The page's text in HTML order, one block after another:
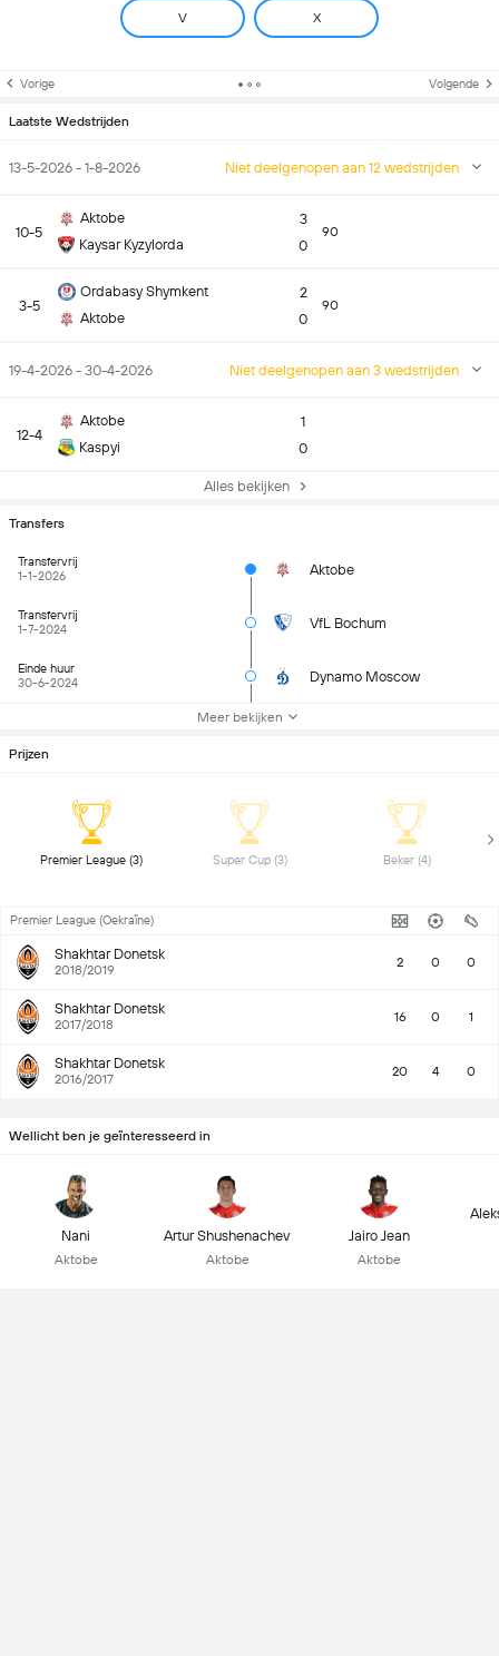
V X
Vorige Volgende
Laatste Wedstrijden
13-5-2026 - 1-8-2026 Niet deelgenopen aan 12 wedstrijden
10-5
Aktobe
Kaysar Kyzylorda
3
0
90
3-5
Ordabasy Shymkent
Aktobe
2
0
90
19-4-2026 - 30-4-2026 Niet deelgenopen aan 3 wedstrijden
12-4
Aktobe
Kaspyi
1
0
Alles bekijken
Transfers
Transfervrij
1-1-2026
Aktobe
Transfervrij
1-7-2024
VfL Bochum
Einde huur
30-6-2024
Dynamo Moscow
Meer bekijken
Prijzen
Super Cup (3)
Premier League (Oekraïne)
Shakhtar Donetsk
2018/2019 2 0 0
Shakhtar Donetsk
2017/2018 16 0 1
Shakhtar Donetsk
2016/2017 20 4 0
Wellicht ben je geïnteresseerd in
Nani
Aktobe
Artur Shushenachev
Aktobe
Jairo Jean
Aktobe